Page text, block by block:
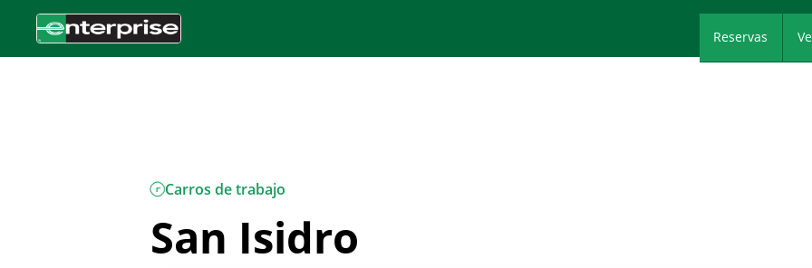
Reservas
Carros de trabajo
San Isidro